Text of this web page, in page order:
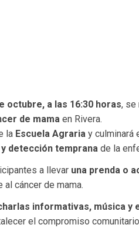
octubre, a las 16:30 horas, se
de mama en Rivera.
la Escuela Agraria y culminará
detección temprana de la
a llevar una prenda o
cáncer de mama.
informativas, música y
el compromiso